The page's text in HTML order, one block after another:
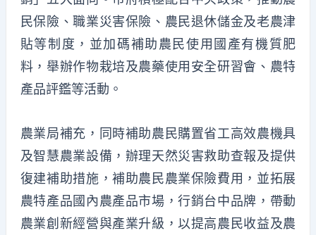
民保險、職業災害保險、農民退休儲金及老農津
貼等制度，並加碼補助農民使用國產有機質肥
料，舉辦作物栽培及農藥使用安全研習會、農特
產品評鑑等活動。
農業局補充，同時補助農民購置省工高效農機具
及智慧農業設備，辦理天然災害救助查報及提供
復建補助措施，補助農民農業保險費用，並拓展
農特產品國內農產品市場，行銷台中品牌，帶動
農業創新經營與產業升級，以提高農民收益及農